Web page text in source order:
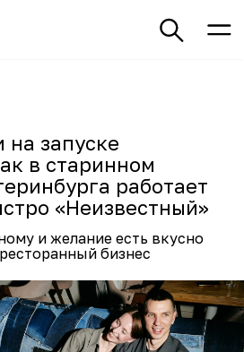
на запуске
в старинном
работает
«Неизвестный»
и желание есть вкусно
бизнес